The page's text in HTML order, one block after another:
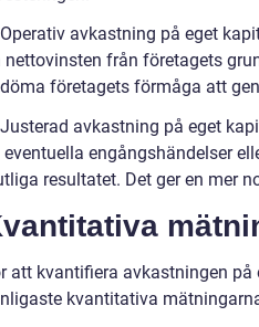
avkastning på eget
nettovinsten från företagets
företagets förmåga att
avkastning på eget
engångshändelser
resultatet. Det ger en mer
att kvantifiera avkastningen
kvantitativa